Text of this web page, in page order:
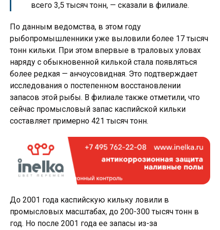
всего 3,5 тысяч тонн, — сказали в филиале.
По данным ведомства, в этом году
рыбопромышленники уже выловили более 17 тысяч
тонн кильки. При этом впервые в траловых уловах
наряду с обыкновенной килькой стала появляться
более редкая — анчоусовидная. Это подтверждает
исследования о постепенном восстановлении
запасов этой рыбы. В филиале также отметили, что
сейчас промысловый запас каспийской кильки
составляет примерно 421 тысяч тонн.
До 2001 года каспийскую кильку ловили в
промысловых масштабах, до 200-300 тысяч тонн в
год. Но после 2001 года ее запасы из-за